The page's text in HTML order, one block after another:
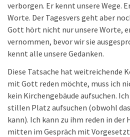
verborgen. Er kennt unsere Wege.
Worte. Der Tagesvers geht aber
Gott hört nicht nur unsere Worte,
vernommen, bevor wir sie
kennt alle unsere Gedanken.
Diese Tatsache hat weitreichende
mit Gott reden möchte, muss ich
kein Kirchengebäude aufsuchen.
stillen Platz aufsuchen (obwohl
kann). Ich kann zu ihm reden in der
mitten im Gespräch mit